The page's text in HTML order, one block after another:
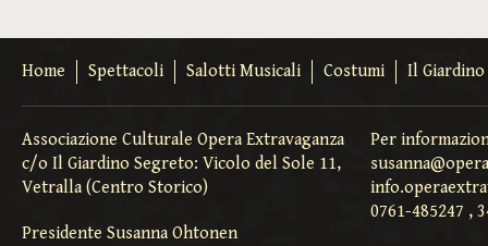
Home Spettacoli Salotti Musicali Costumi Il
Associazione Culturale Opera Extravaganza
c/o Il Giardino Segreto: Vicolo del Sole 11,
Vetralla (Centro Storico)
Presidente Susanna Ohtonen
Per
0761-485247 ,